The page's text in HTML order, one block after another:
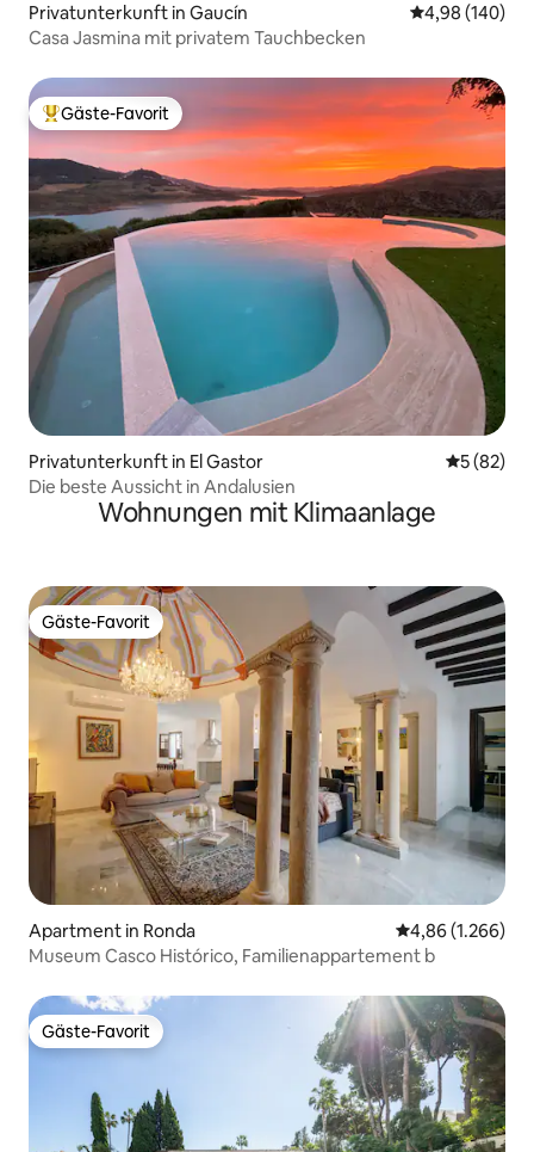
Privatunterkunft in Gaucín
4,98 (140)
Casa Jasmina mit privatem Tauchbecken
Beliebter Gäste-Favorit.
Gäste-Favorit
Privatunterkunft in El Gastor
5 (82)
Die beste Aussicht in Andalusien
Wohnungen mit Klimaanlage
Gäste-Favorit
Gäste-Favorit
Apartment in Ronda
4,86 (1.266)
Museum Casco Histórico, Familienappartement b
Gäste-Favorit
Gäste-Favorit